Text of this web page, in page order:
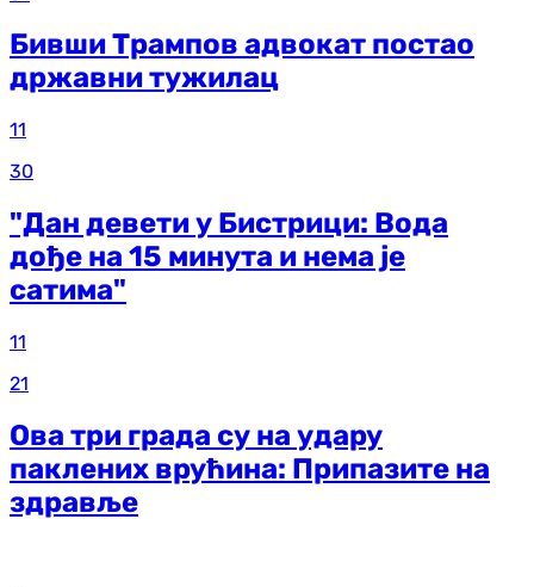
Бивши Трампов адвокат постао
државни тужилац
11
30
"Дан девети у Бистрици: Вода
дође на 15 минута и нема је
сатима"
11
21
Ова три града су на удару
паклених врућина: Припазите на
здравље